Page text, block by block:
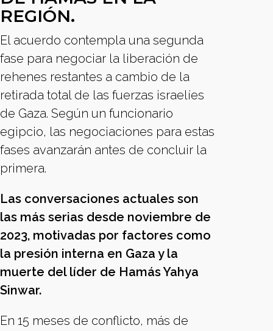
REGIÓN.
El acuerdo contempla una segunda
fase para negociar la liberación de
rehenes restantes a cambio de la
retirada total de las fuerzas israelíes
de Gaza. Según un funcionario
egipcio, las negociaciones para estas
fases avanzarán antes de concluir la
primera.
Las conversaciones actuales son
las más serias desde noviembre de
2023, motivadas por factores como
la presión interna en Gaza y la
muerte del líder de Hamás Yahya
Sinwar.
En 15 meses de conflicto, más de